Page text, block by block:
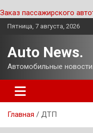
Заказ пассажирского
Перейти
Пятница, 7 августа, 2026
Auto News.
Автомобильные новости.
Главная ДТП